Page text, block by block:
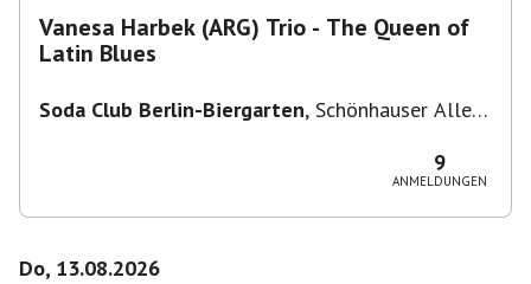
Vanesa Harbek (ARG) Trio - The Queen of
Latin Blues
Soda Club Berlin-Biergarten, Schönhauser Allee
9
ANMELDUNGEN
Do, 13.08.2026